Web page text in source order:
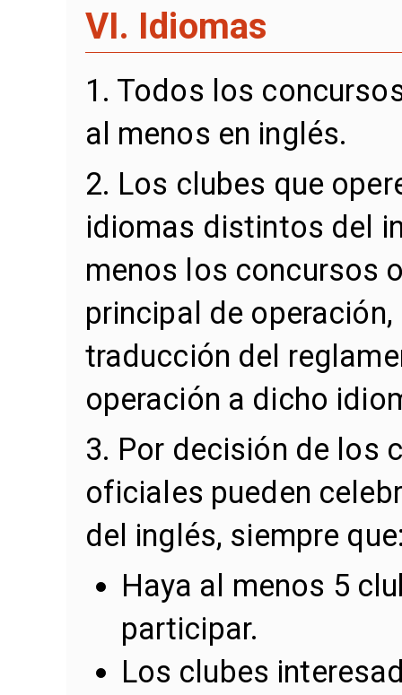
VI. Idiomas
1. Todos los
al menos en inglés.
2. Los clubes que
idiomas distintos del
menos los concursos
principal de
traducción del
operación a dicho
3. Por decisión de los
oficiales pueden
del inglés, siempre
Haya al menos 5
participar.
Los clubes